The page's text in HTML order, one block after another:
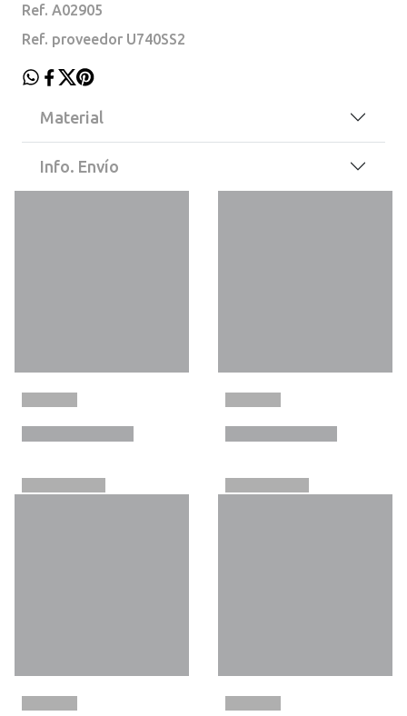
Ref. A02905
Ref. proveedor U740SS2
Material
Info. Envío